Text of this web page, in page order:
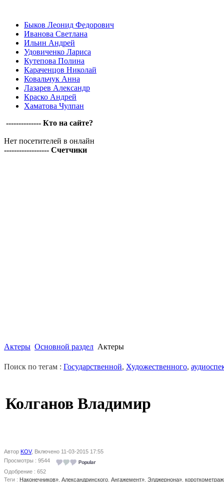
Быков Леонид Федорович
Иванова Светлана
Ильин Андрей
Удовиченко Лариса
Кутепова Полина
Караченцов Николай
Ковальчук Анна
Лазарев Александр
Краско Андрей
Хаматова Чулпан
-------------- Кто на сайте?
Нет посетителей в онлайн
------------------ Счетчики
Актеры Основной раздел Актеры
Поиск по тегам : Государственной, Художественного,
Колганов Владимир
Автор KOV, Включено 11-03-2015 17:55
Просмотры : 9544
Одобрение : 652
Теги : Наконечников» Александринского Ангажемент» Элджернона»